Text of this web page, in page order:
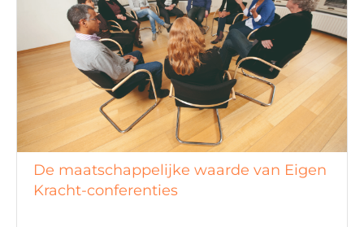
De maatschappelijke waarde van Eigen
Kracht-conferenties